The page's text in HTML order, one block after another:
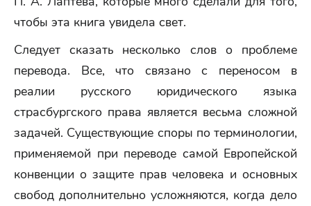
чтобы эта книга увидела свет.
Следует сказать несколько слов о проблеме
перевода. Все, что связано с переносом в
реалии русского юридического языка
страсбургского права является весьма сложной
задачей. Существующие споры по терминологии,
применяемой при переводе самой Европейской
конвенции о защите прав человека и основных
свобод дополнительно усложняются, когда дело